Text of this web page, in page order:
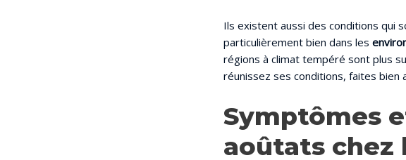
Ils existent aussi des conditions qui
particulièrement bien dans les
régions à climat tempéré sont plus
réunissez ses conditions, faites bien
Symptômes
aoûtats chez